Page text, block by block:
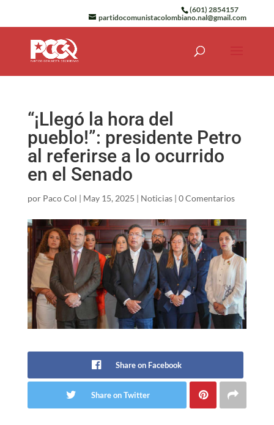
(601) 2854157
partidocomunistacolombiano.nal@gmail.com
“¡Llegó la hora del
pueblo!”: presidente Petro
al referirse a lo ocurrido
en el Senado
por Paco Col | May 15, 2025 | Noticias| 0 Comentarios
Share on Facebook
Share on Twitter